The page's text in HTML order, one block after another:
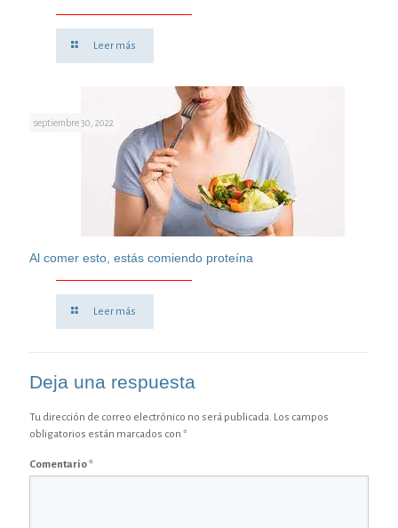
Leer más
septiembre 30, 2022
Al comer esto, estás comiendo proteína
Leer más
Deja una respuesta
Tu dirección de correo electrónico no será publicada. Los campos
obligatorios están marcados con *
Comentario*